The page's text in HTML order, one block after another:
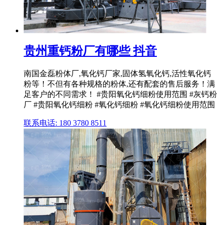
贵州重钙粉厂有哪些 抖音
南国金磊粉体厂,氧化钙厂家,固体氢氧化钙,活性氧化钙
粉等！不但有各种规格的粉体,还有配套的售后服务！满
足客户的不同需求！ #贵阳氧化钙细粉使用范围 #灰钙粉
厂 #贵阳氧化钙细粉 #氧化钙细粉 #氧化钙细粉使用范围
联系电话: 180 3780 8511